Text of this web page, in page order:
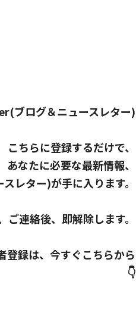
ブログ＆ニュースレター)
こちらに登録するだけで、
あなたに必要な最新情報、
レター)が手に入ります。
連絡後、即解除します。
登録は、今すぐこちらから
👇